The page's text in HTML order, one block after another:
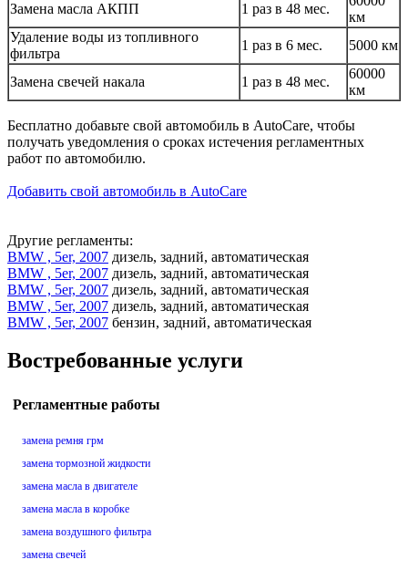
Замена масла АКПП
1 раз в 48 мес.
км
Удаление воды из топливного
фильтра
1 раз в 6 мес. 5000 км
Замена свечей накала 1 раз в 48 мес.
60000
км
Бесплатно добавьте свой автомобиль в AutoCare, чтобы
получать уведомления о сроках истечения регламентных
работ по автомобилю.
Добавить свой автомобиль в AutoCare
Другие регламенты:
BMW , 5er, 2007 дизель, задний, автоматическая
BMW , 5er, 2007 дизель, задний, автоматическая
BMW , 5er, 2007 дизель, задний, автоматическая
BMW , 5er, 2007 дизель, задний, автоматическая
BMW , 5er, 2007 бензин, задний, автоматическая
Востребованные услуги
Регламентные работы
замена ремня грм
замена тормозной жидкости
замена масла в двигателе
замена масла в коробке
замена воздушного фильтра
замена свечей